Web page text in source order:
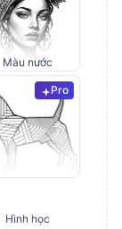
Màu nước
Pro
Hình học